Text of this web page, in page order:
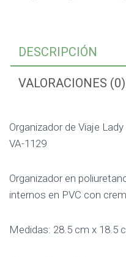
DESCRIPCIÓN
VALORACIONES (0)
Organizador de Viaje Lady
VA-1129
Organizador en
internos en PVC con
Medidas: 28.5 cm x 18.5